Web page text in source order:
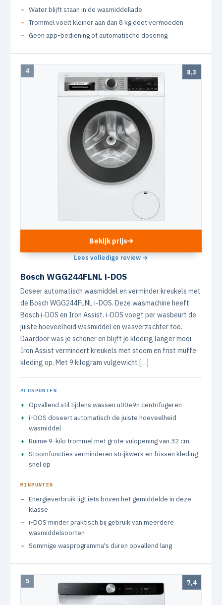
Water blijft staan in de wasmiddellade
Trommel voelt kleiner aan dan 8 kg doet vermoeden
Geen app-bediening of automatische dosering
4 8,3
Bekijk prijs
Lees volledige review →
Bosch WGG244FLNL i-DOS
Doseer automatisch wasmiddel en verminder kreukels met
de Bosch WGG244FLNL i-DOS. Deze wasmachine heeft
Bosch i-DOS en Iron Assist. i-DOS voegt per wasbeurt de
juiste hoeveelheid wasmiddel en wasverzachter toe.
Daardoor was je schoner en blijft je kleding langer mooi.
Iron Assist vermindert kreukels met stoom en frist muffe
kleding op. Met 9 kilogram vulgewicht […]
PLUSPUNTEN
Opvallend stil tijdens wassen u00e9n centrifugeren
i-DOS doseert automatisch de juiste hoeveelheid
wasmiddel
Ruime 9-kilo trommel met grote vulopening van 32 cm
Stoomfuncties verminderen strijkwerk en frissen kleding
snel op
MINPUNTEN
Energieverbruik ligt iets boven het gemiddelde in deze
klasse
i-DOS minder praktisch bij gebruik van meerdere
wasmiddelsoorten
Sommige wasprogramma's duren opvallend lang
5 7,4